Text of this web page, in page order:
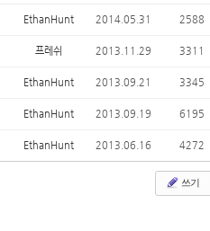
EthanHunt 2014.05.31 2588
프레쉬 2013.11.29 3311
EthanHunt 2013.09.21 3345
EthanHunt 2013.09.19 6195
EthanHunt 2013.06.16 4272
쓰기